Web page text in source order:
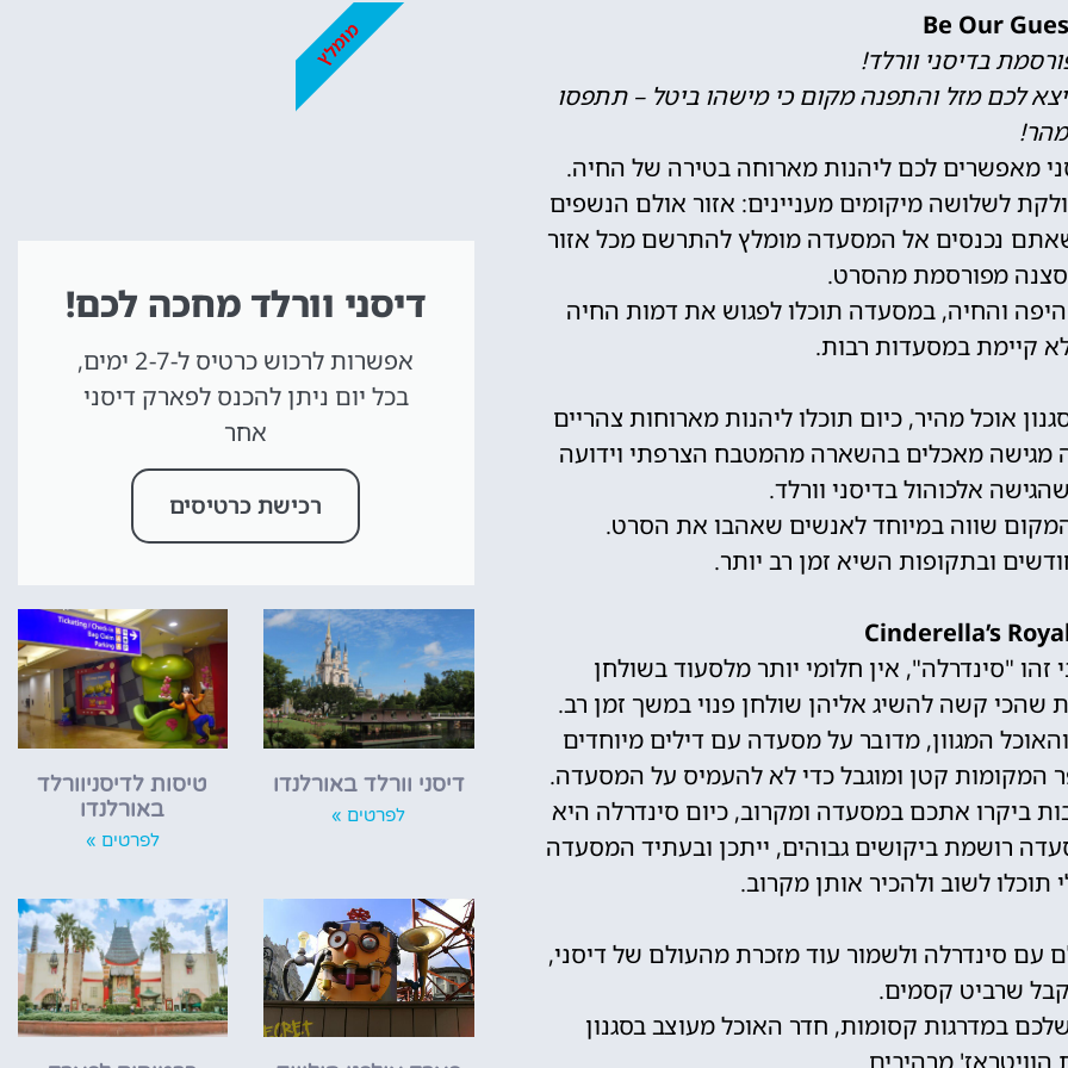
בדיסני וורלד!
לכם מזל והתפנה מקום כי מישהו ביטל – תתפסו
מהר!
מאפשרים לכם ליהנות מארוחה בטירה של החיה.
לשלושה מיקומים מעניינים: אזור אולם הנשפים
נכנסים אל המסעדה מומלץ להתרשם מכל אזור
סצנה מפורסמת מהסרט.
והחיה, במסעדה תוכלו לפגוש את דמות החיה
קיימת במסעדות רבות.
אוכל מהיר, כיום תוכלו ליהנות מארוחות צהריים
מאכלים בהשארה מהמטבח הצרפתי וידועה
אלכוהול בדיסני וורלד.
שווה במיוחד לאנשים שאהבו את הסרט.
ובתקופות השיא זמן רב יותר.
"סינדרלה", אין חלומי יותר מלסעוד בשולחן
קשה להשיג אליהן שולחן פנוי במשך זמן רב.
המגוון, מדובר על מסעדה עם דילים מיוחדים
המקומות קטן ומוגבל כדי לא להעמיס על המסעדה.
ביקרו אתכם במסעדה ומקרוב, כיום סינדרלה היא
רושמת ביקושים גבוהים, ייתכן ובעתיד המסעדה
תוכלו לשוב ולהכיר אותן מקרוב.
סינדרלה ולשמור עוד מזכרת מהעולם של דיסני,
שרביט קסמים.
במדרגות קסומות, חדר האוכל מעוצב בסגנון
דיסני וורלד מחכה לכם!
אפשרות לרכוש כרטיס ל-2-7 ימים,
בכל יום ניתן להכנס לפארק דיסני
אחר
רכישת כרטיסים
מומלץ
דיסני וורלד באורלנדו
לפרטים »
טיסות לדיסניוורלד
באורלנדו
לפרטים »